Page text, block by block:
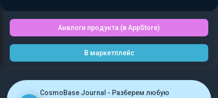
Аналоги продукта (в AppStore)
В маркетплейс
CosmoBase Journal - Разберем любую